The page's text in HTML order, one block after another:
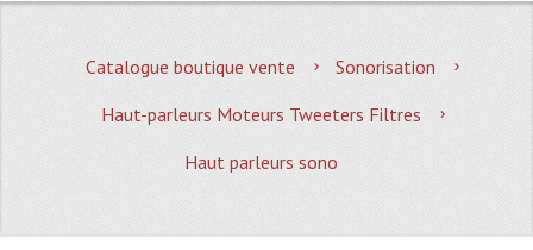
MAGASIN
Quoi De Neuf?
Promotions
Catalogue boutique vente
Sonorisation
Haut-parleurs Moteurs Tweeters Filtres
Haut parleurs sono